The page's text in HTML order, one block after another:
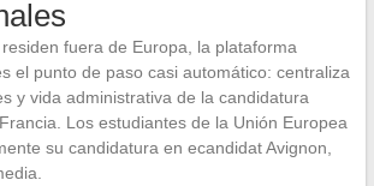
fuera de Europa, la plataforma
el punto de paso casi automático: centraliza
y vida administrativa de la candidatura
Los estudiantes de la Unión Europea
su candidatura en ecandidat Avignon,